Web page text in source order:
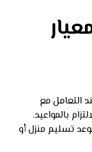
التعامل مع
بالمواعيد.
تسليم منزل أو